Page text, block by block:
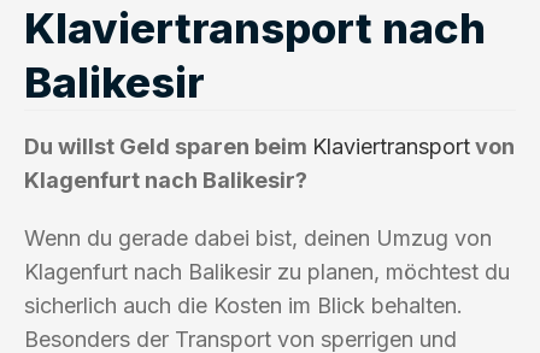
Klaviertransport nach
Balikesir
Du willst Geld sparen beim Klaviertransportvon
Klagenfurt nach Balikesir?
Wenn du gerade dabei bist, deinen Umzug von
Klagenfurt nach Balikesir zu planen, möchtest du
sicherlich auch die Kosten im Blick behalten.
Besonders der Transport von sperrigen und